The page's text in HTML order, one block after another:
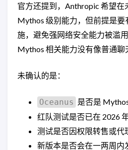
官方还提到，Anthropic 希望在
Mythos 级别能力，但前提是
施，避免强网络安全能力被滥
Mythos 相关能力没有像普通聊
未确认的是：
Oceanus 是否是
红队测试是否已在 2026
测试是否因权限转售或代
新版本是否会在一两周内